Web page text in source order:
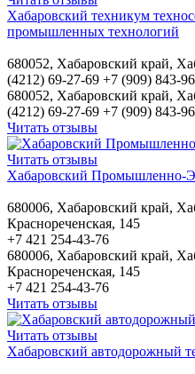
Хабаровский техникум
промышленных технологий
680052, Хабаровский край,
(4212) 69-27-69 +7 (909) 843-
680052, Хабаровский край,
(4212) 69-27-69 +7 (909) 843-
Читать отзывы
Читать отзывы
Хабаровский Промышленно-
680006, Хабаровский край,
Краснореченская, 145
+7 421 254-43-76
680006, Хабаровский край,
Краснореченская, 145
+7 421 254-43-76
Читать отзывы
Читать отзывы
Хабаровский автодорожный